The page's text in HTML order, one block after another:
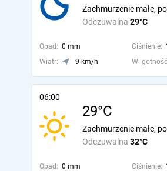
Odczuwalna 29°C
Zachmurzenie małe,
Opad: 0 mm Ciśnienie:
Wiatr:
9 km/h
06:00
29°C
Odczuwalna 32°C
Zachmurzenie małe,
Opad: 0 mm Ciśnienie: